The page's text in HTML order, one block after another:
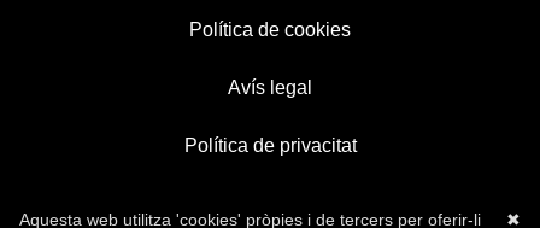
Política de cookies
Avís legal
Política de privacitat
✖
Aquesta web utilitza 'cookies' pròpies i de tercers per oferir-li